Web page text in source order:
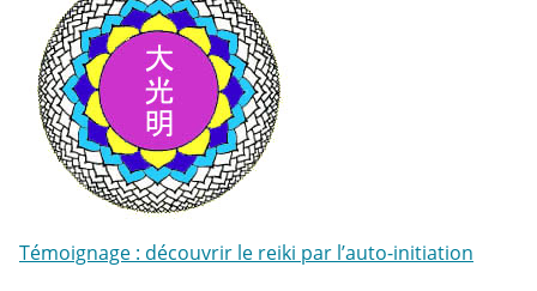
Témoignage : découvrir le reiki par l’auto-initiation